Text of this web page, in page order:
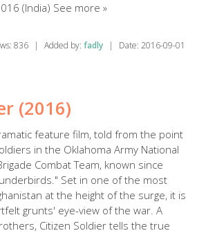
(India) See more »
836 | Added by: fadly | Date: 2016-09-01
(2016)
feature film, told from the point
in the Oklahoma Army National
Combat Team, known since
Set in one of the most
at the height of the surge, it is
grunts' eye-view of the war. A
Citizen Soldier tells the true